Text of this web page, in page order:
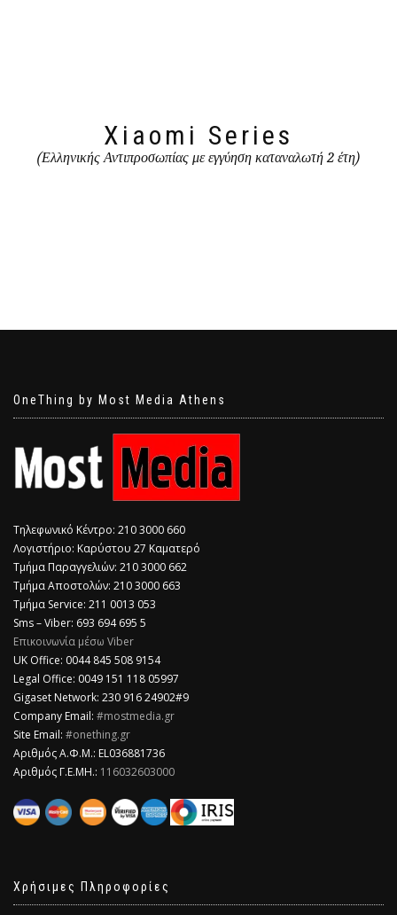
Xiaomi Series
(Ελληνικής Αντιπροσωπίας με εγγύηση καταναλωτή 2 έτη)
OneThing by Most Media Athens
Τηλεφωνικό Κέντρο: 210 3000 660
Λογιστήριο: Καρύστου 27 Καματερό
Τμήμα Παραγγελιών: 210 3000 662
Τμήμα Αποστολών: 210 3000 663
Τμήμα Service: 211 0013 053
Sms – Viber: 693 694 695 5
Επικοινωνία μέσω Viber
​UK Office: 0044 845 508 9154
Legal Office: 0049 151 118 05997
Gigaset Network: 230 916 24902#9
Company Email: #mostmedia.gr
Site Email: #onething.gr
Αριθμός Α.Φ.Μ.: EL036881736
Αριθμός Γ.Ε.ΜΗ.: 116032603000
Χρήσιμες Πληροφορίες